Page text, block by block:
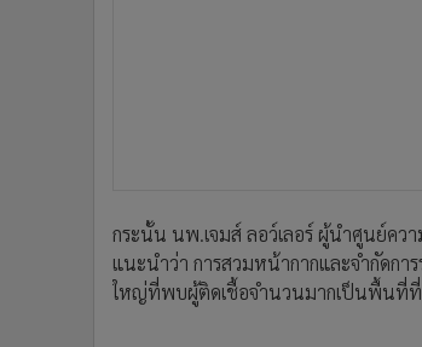
กระนั้น นพ.เจมส์ ลอว์เลอร์ ผู้นำศูนย์คว
แนะนำว่า การสวมหน้ากากและจำกัดก
ใหญ่ที่พบผู้ติดเชื้อจำนวนมากเป็นพื้นที่ที่